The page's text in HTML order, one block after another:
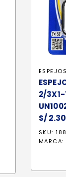
2/
S/2.30
SKU:
MARCA: